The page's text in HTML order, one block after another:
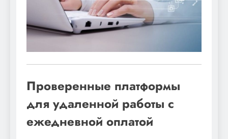
Проверенные платформы
для удаленной работы с
ежедневной оплатой